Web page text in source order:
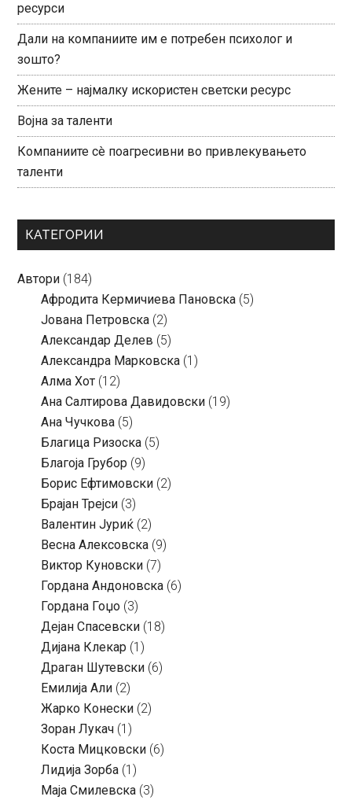
ресурси
Дали на компаниите им е потребен психолог и
зошто?
Жените – најмалку искористен светски ресурс
Војна за таленти
Компаниите сè поагресивни во привлекувањето
таленти
КАТЕГОРИИ
Автори (184)
Aфродита Кермичиева Пановска (5)
Јована Петровска (2)
Александар Делев (5)
Александра Марковска (1)
Алма Хот (12)
Ана Салтирова Давидовски (19)
Ана Чучкова (5)
Благица Ризоска (5)
Благоја Грубор (9)
Борис Ефтимовски (2)
Брајан Трејси (3)
Валентин Јуриќ (2)
Весна Алексовска (9)
Виктор Куновски (7)
Гордана Андоновска (6)
Гордана Гоџо (3)
Дејан Спасевски (18)
Дијана Клекар (1)
Драган Шутевски (6)
Емилија Али (2)
Жарко Конески (2)
Зоран Лукач (1)
Коста Мицковски (6)
Лидија Зорба (1)
Маја Смилевска (3)